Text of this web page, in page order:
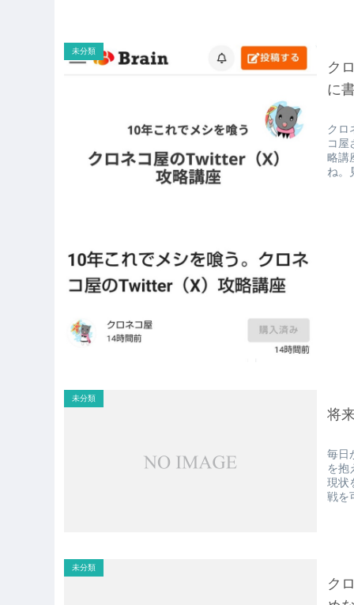
未分類
ク
に
クロ
コ屋
略講
ね。
未分類
将
毎日
を抱
現状
戦を
未分類
ク